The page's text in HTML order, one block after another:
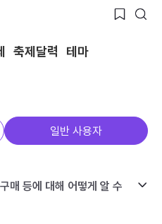
축제달력 테마
일반 사용자
매 등에 대해 어떻게 알 수